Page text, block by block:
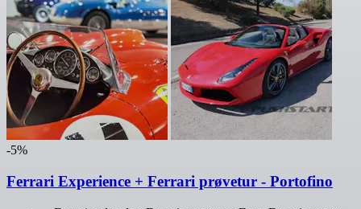
-5%
Ferrari Experience + Ferrari prøvetur - Portofino